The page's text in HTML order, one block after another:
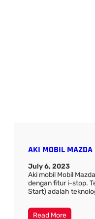
AKI MOBIL MAZDA
July 6, 2023
Aki mobil Mobil
dengan fitur i-stop.
Start) adalah
Read More